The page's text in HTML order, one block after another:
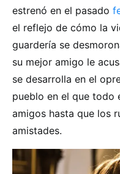
estrenó en el pasado
el reflejo de cómo la
guardería se
su mejor amigo le
se desarrolla en el
pueblo en el que todo
amigos hasta que los
amistades.